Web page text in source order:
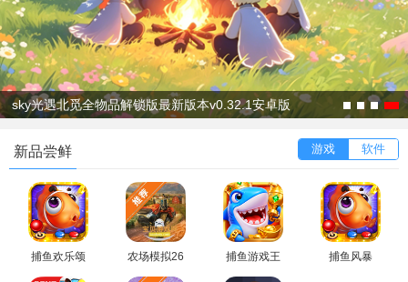
sky光遇北觅全物品解锁版最新版本v0.32.1安卓版
新品尝鲜 游戏 软件
捕鱼欢乐颂
vivo专版
农场模拟26
游戏中文版
捕鱼游戏王
街机版手游
捕鱼风暴